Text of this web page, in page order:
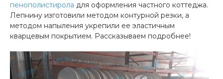
пенополистирола для оформления частного коттеджа.
Лепнину изготовили методом контурной резки, а
методом напыления укрепили ее эластичным
кварцевым покрытием. Рассказываем подробнее!